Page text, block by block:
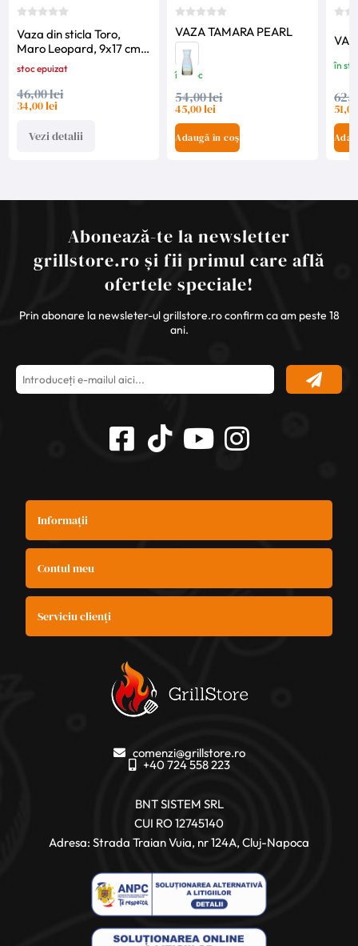
Vaza din sticla Toro,
Maro Leopard, 9x17 cm,
Mica Decorations
stoc epuizat
46,00 lei
34,00 lei
Vezi detalii
VAZA TAMARA PEARL
în stoc
54,00 lei
45,00 lei
Adaugă în coș
în
Abonează-te la newsletter
grillstore.ro și fii primul care află
ofertele speciale!
Prin abonare la newsleter-ul grillstore.ro confirm ca am peste 18
ani.
Informații
Contul meu
Serviciu clienți
comenzi@grillstore.ro
+40 724 558 223
BNT SISTEM SRL
CUI RO 12745140
Adresa: Strada Traian Vuia, nr 124A, Cluj-Napoca